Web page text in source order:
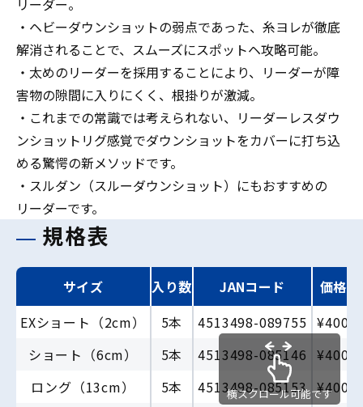
・ヘビーダウンショットの弱点であった、糸ヨレが徹底
解消されることで、スムーズにスポットヘ攻略可能。
・太めのリーダーを採用することにより、リーダーが障
害物の隙間に入りにくく、根掛りが激減。
・これまでの常識では考えられない、リーダーレスダウ
ンショットリグ感覚でダウンショットをカバーに打ち込
める驚愕の新メソッドです。
・スルダン（スルーダウンショット）にもおすすめの
リーダーです。
規格表
サイズ 入り数 JANコード
価格
EXショート（2cm）
5本 4513498-089755 ¥400
ショート（6cm）
5本 4513498-085146 ¥400
ロング（13cm）
5本 4513498-085153 ¥400
横スクロール可能です